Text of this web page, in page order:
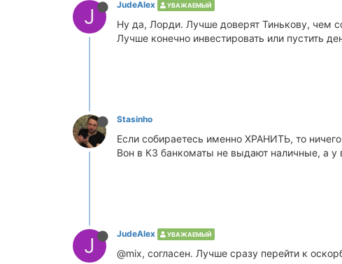
J JudeAlex УВАЖАЕМЫЙ
Ну да, Лорди. Лучше доверят Тинькову, чем
Лучше конечно инвестировать или пустить
Stasinho
Если собираетесь именно ХРАНИТЬ, то
Вон в КЗ банкоматы не выдают наличные, а
J JudeAlex УВАЖАЕМЫЙ
@mix, согласен. Лучше сразу перейти к